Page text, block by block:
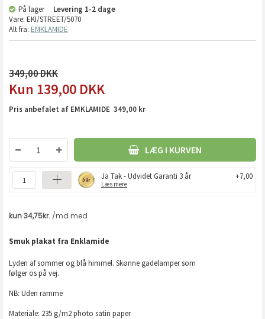
På lager Levering 1-2 dage
Vare: EKI/STREET/5070
Alt fra: EMKLAMIDE
349,00
139,00 DKK
Pris anbefalet af EMKLAMIDE 349,00 kr
LÆG I KURVEN
Ja Tak - Udvidet Garanti 3 år
Læs mere
+7,00
Smuk plakat fra Enklamide
Lyden af sommer og blå himmel. Skønne gadelamper som
følger os på vej.
NB: Uden ramme
Materiale: 235 g/m2 photo satin paper